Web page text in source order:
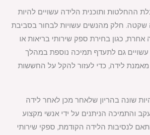
ההחלטות ותוכנית הלידה עשויים להיות
שקטה. חלק מהנשים עשויות לבחור בסביבת
כגון בחירת ספק שירותי בריאות או
גם לתעדף תמיכה נוספת במהלך
מאמנת לידה, כדי לעזור להקל על החששות
שונה בהריון שלאחר מכן לאחר לידה
והתמיכה הניתנים על ידי אנשי מקצוע
לנסיבות הלידה הקודמת, ספקי שירותי